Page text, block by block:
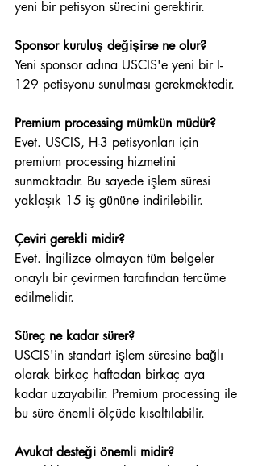
yeni bir petisyon sürecini gerektirir.
Sponsor kuruluş değişirse ne olur?
Yeni sponsor adına USCIS'e yeni bir I-
129 petisyonu sunulması gerekmektedir.
Premium processing mümkün müdür?
Evet. USCIS, H-3 petisyonları için
premium processing hizmetini
sunmaktadır. Bu sayede işlem süresi
yaklaşık 15 iş gününe indirilebilir.
Çeviri gerekli midir?
Evet. İngilizce olmayan tüm belgeler
onaylı bir çevirmen tarafından tercüme
edilmelidir.
Süreç ne kadar sürer?
USCIS'in standart işlem süresine bağlı
olarak birkaç haftadan birkaç aya
kadar uzayabilir. Premium processing ile
bu süre önemli ölçüde kısaltılabilir.
Avukat desteği önemli midir?